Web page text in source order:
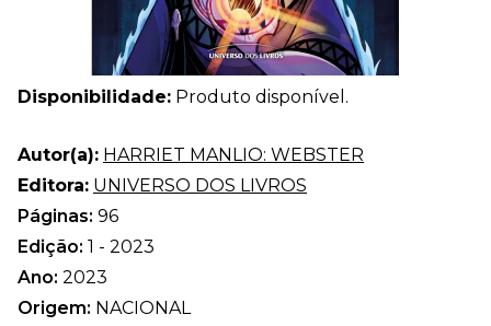
Disponibilidade: Produto disponível.
Autor(a): HARRIET MANLIO: WEBSTER
Editora: UNIVERSO DOS LIVROS
Páginas: 96
Edição: 1 - 2023
Ano: 2023
Origem: NACIONAL